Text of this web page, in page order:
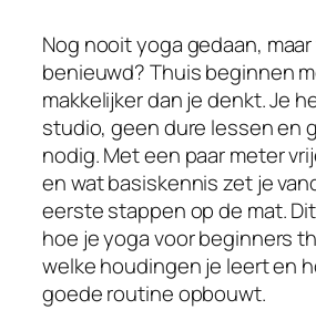
Nog nooit yoga gedaan,
benieuwd? Thuis beginnen
makkelijker dan je denkt. Je
studio, geen dure lessen en
nodig. Met een paar meter
en wat basiskennis zet je
eerste stappen op de mat.
hoe je yoga voor beginners
welke houdingen je leert en
goede routine opbouwt.